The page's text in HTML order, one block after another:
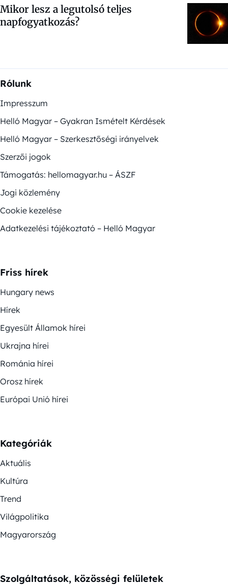
Mikor lesz a legutolsó teljes
napfogyatkozás?
Rólunk
Impresszum
Helló Magyar – Gyakran Ismételt Kérdések
Helló Magyar – Szerkesztőségi irányelvek
Szerzői jogok
Támogatás: hellomagyar.hu – ÁSZF
Jogi közlemény
Cookie kezelése
Adatkezelési tájékoztató – Helló Magyar
Friss hírek
Hungary news
Hírek
Egyesült Államok hírei
Ukrajna hírei
Románia hírei
Orosz hírek
Európai Unió hírei
Kategóriák
Aktuális
Kultúra
Trend
Világpolitika
Magyarország
Szolgáltatások, közösségi felületek